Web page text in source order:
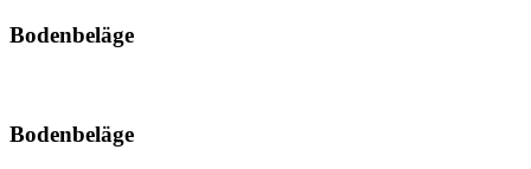
Bodenbeläge
Bodenbeläge